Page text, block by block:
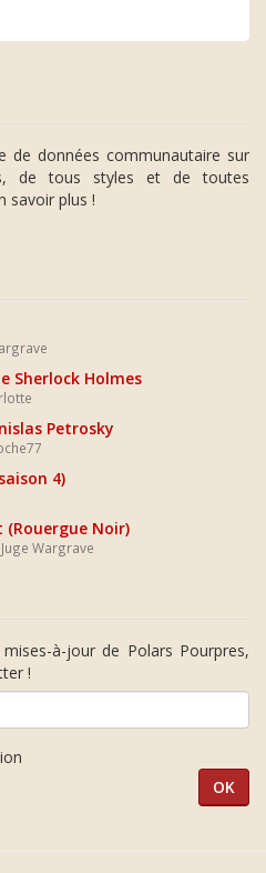
de données communautaire sur
de tous styles et de toutes
savoir plus !
Sherlock Holmes
Petrosky
4)
Noir)
Juge Wargrave
à-jour de Polars Pourpres,
!